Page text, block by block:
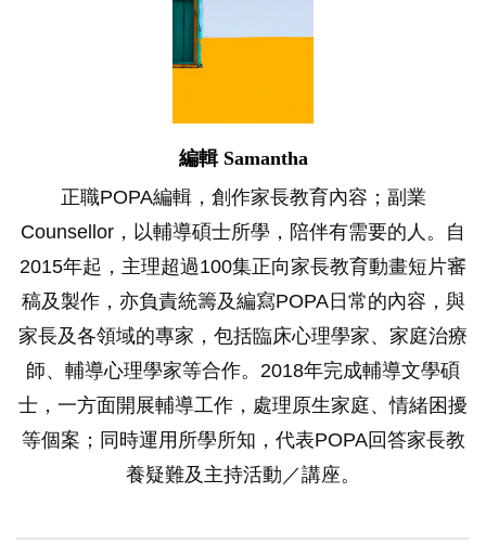
編輯 Samantha
正職POPA編輯，創作家長教育內容；副業
Counsellor，以輔導碩士所學，陪伴有需要的人。自
2015年起，主理超過100集正向家長教育動畫短片審
稿及製作，亦負責統籌及編寫POPA日常的內容，與
家長及各領域的專家，包括臨床心理學家、家庭治療
師、輔導心理學家等合作。2018年完成輔導文學碩
士，一方面開展輔導工作，處理原生家庭、情緒困擾
等個案；同時運用所學所知，代表POPA回答家長教
養疑難及主持活動／講座。